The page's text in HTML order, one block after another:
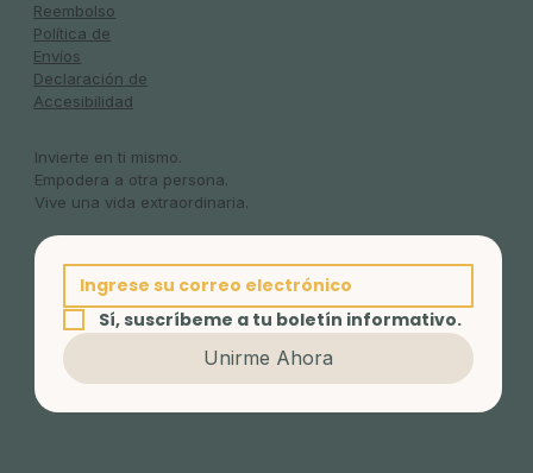
Reembolso
Política de
Envíos
Declaración de
Accesibilidad
Invierte en ti mismo.
Empodera a otra persona.
Vive una vida extraordinaria.
Sí, suscríbeme a tu boletín informativo.
Unirme Ahora